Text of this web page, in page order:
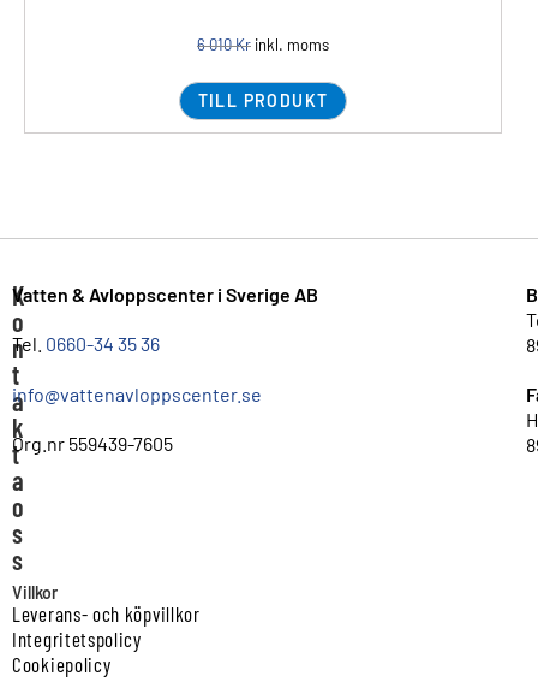
6 010Kr inkl. moms
TILL PRODUKT
K
o
n
t
a
k
t
a
o
s
s
Vatten & Avloppscenter i Sverige AB
Tel. 0660-34 35 36
info@vattenavloppscenter.se
Org.nr 559439-7605
Villkor
Leverans- och köpvillkor
Integritetspolicy
Cookiepolicy